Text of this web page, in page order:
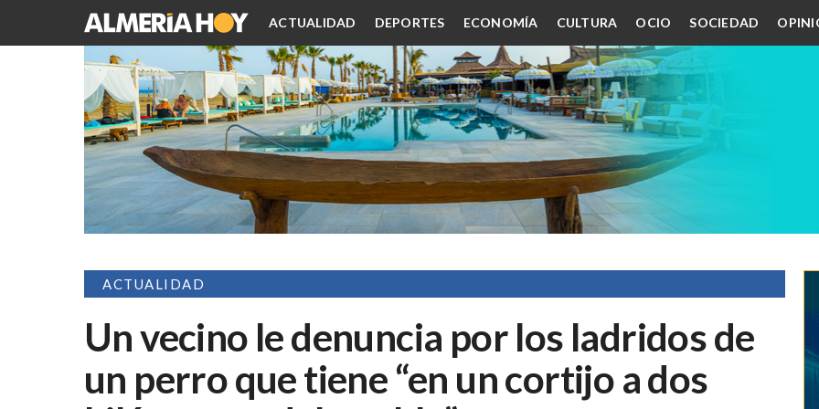
ACTUALIDAD DEPORTES ECONOMÍA CULTURA OCIO SOCIEDAD
ACTUALIDAD
Un vecino le denuncia por los ladridos de
un perro que tiene “en un cortijo a dos